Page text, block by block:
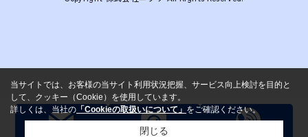
当サイトでは、お客様の当サイト利用状況把握、サービス向上検討を目的と
して、クッキー（Cookie）を使用しています。
詳しくは、当社の 「Cookieの取扱いについて」 をご確認ください。
閉じる